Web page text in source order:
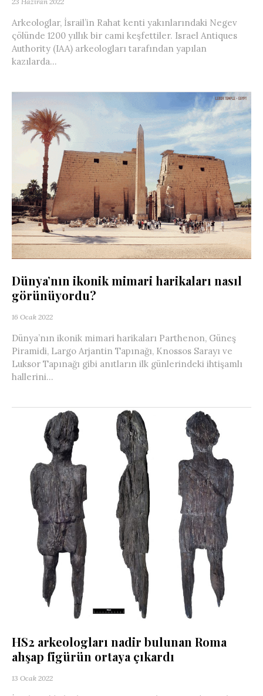
Arkeologlar, İsrail’in Rahat kenti yakınlarındaki Negev
çölünde 1200 yıllık bir cami keşfettiler. Israel Antiques
Authority (IAA) arkeologları tarafından yapılan
kazılarda...
Dünya’nın ikonik mimari harikaları nasıl
görünüyordu?
16 Ocak 2022
Dünya’nın ikonik mimari harikaları Parthenon, Güneş
Piramidi, Largo Arjantin Tapınağı, Knossos Sarayı ve
Luksor Tapınağı gibi anıtların ilk günlerindeki ihtişamlı
hallerini...
HS2 arkeologları nadir bulunan Roma
ahşap figürün ortaya çıkardı
13 Ocak 2022